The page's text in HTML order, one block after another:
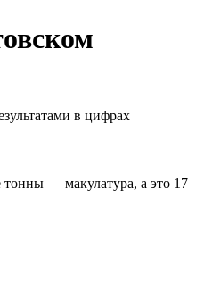
в цифрах
тонны — макулатура, а это 17